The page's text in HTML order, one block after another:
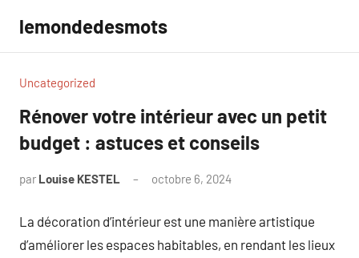
contenu
lemondedesmots
Uncategorized
Rénover votre intérieur avec un petit
budget : astuces et conseils
par Louise KESTEL octobre 6, 2024
La décoration d’intérieur est une manière artistique
d’améliorer les espaces habitables, en rendant les lieux